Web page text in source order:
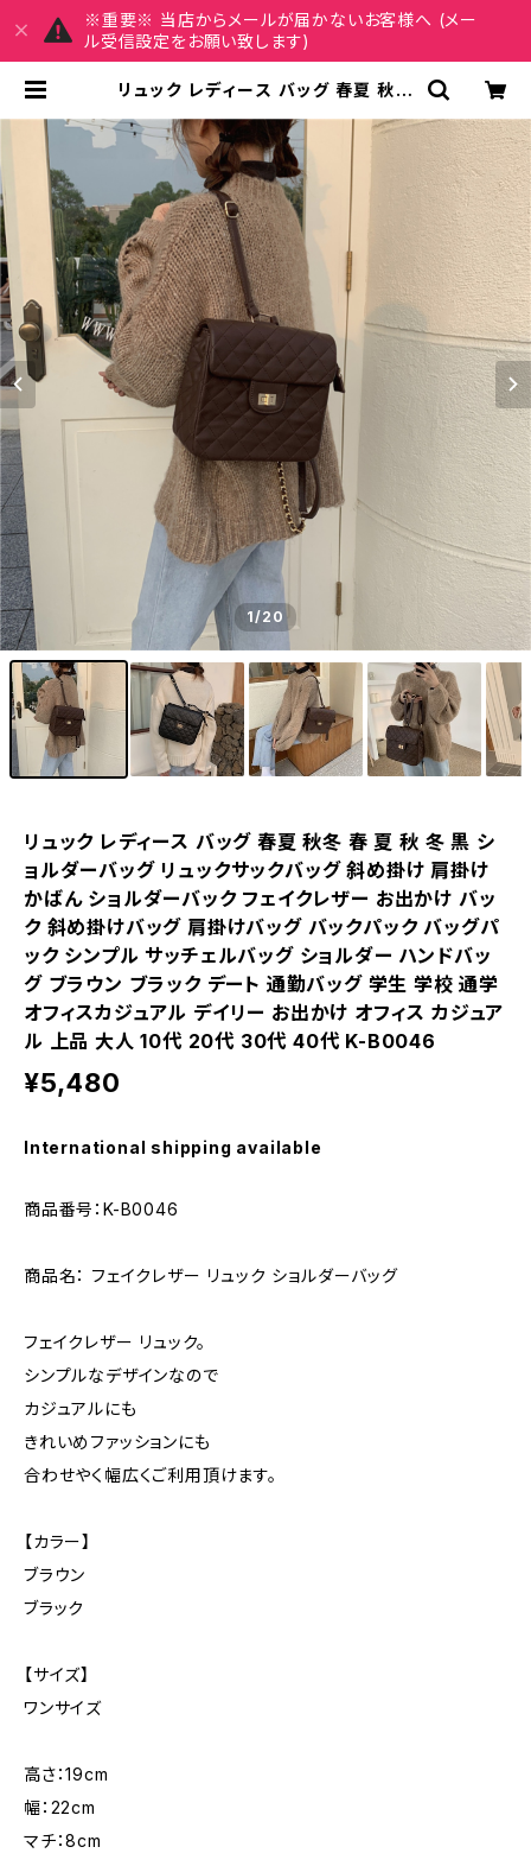
※重要※ 当店からメールが届かないお客様へ (メー
ル受信設定をお願い致します)
リュック レディース バッグ 春夏 秋冬
ックサックバッグ 斜め掛け 肩掛け か
ばん ショルダーバック フェイクレザ
ー お出かけ バック 斜め掛けバッグ
肩掛けバッグ バックパック バッグパ
ック シンプル サッチェルバッグ ショ
ルダー ハンドバッグ ブラウン ブラッ
ク デート 通勤バッグ 学生 学校 通学
オフィスカジュアル デイリー お出か
け オフィス カジュアル 上品 大人 10
代 20代 30代 40代 K-B0046 | M
Y CHARM マイチャーム ワンピース
スカート レディースファッション 通販
1/20
リュック レディース バッグ 春夏 秋冬 春 夏 秋 冬 黒 シ
ョルダーバッグ リュックサックバッグ 斜め掛け 肩掛け
かばん ショルダーバック フェイクレザー お出かけ バッ
ク 斜め掛けバッグ 肩掛けバッグ バックパック バッグパ
ック シンプル サッチェルバッグ ショルダー ハンドバッ
グ ブラウン ブラック デート 通勤バッグ 学生 学校 通学
オフィスカジュアル デイリー お出かけ オフィス カジュア
ル 上品 大人 10代 20代 30代 40代 K-B0046
¥5,480
International shipping available
商品番号：K-B0046
商品名： フェイクレザー リュック ショルダーバッグ
フェイクレザー リュック。
シンプルなデザインなので
カジュアルにも
きれいめファッションにも
合わせやく幅広くご利用頂けます。
【カラー】
ブラウン
ブラック
【サイズ】
ワンサイズ
高さ：19cm
幅：22cm
マチ：8cm